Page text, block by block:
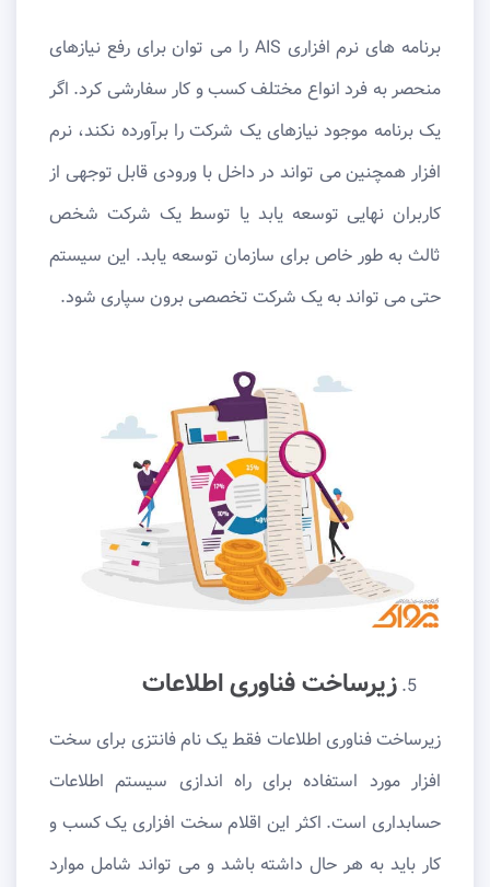
برنامه های نرم افزاری AIS را می توان برای رفع نیازهای
منحصر به فرد انواع مختلف کسب و کار سفارشی کرد. اگر
یک برنامه موجود نیازهای یک شرکت را برآورده نکند، نرم
افزار همچنین می تواند در داخل با ورودی قابل توجهی از
کاربران نهایی توسعه یابد یا توسط یک شرکت شخص
ثالث به طور خاص برای سازمان توسعه یابد. این سیستم
حتی می تواند به یک شرکت تخصصی برون سپاری شود.
زیرساخت فناوری اطلاعات
زیرساخت فناوری اطلاعات فقط یک نام فانتزی برای سخت
افزار مورد استفاده برای راه اندازی سیستم اطلاعات
حسابداری است. اکثر این اقلام سخت افزاری یک کسب و
کار باید به هر حال داشته باشد و می تواند شامل موارد